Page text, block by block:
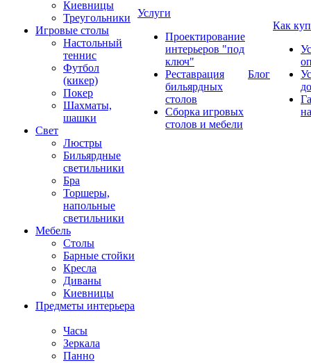
Киевницы
Треугольники
Игровые столы
Настольный
теннис
Футбол
(кикер)
Покер
Шахматы,
шашки
Свет
Люстры
Бильярдные
светильники
Бра
Торшеры,
напольные
светильники
Мебель
Столы
Барные стойки
Кресла
Диваны
Киевницы
Предметы интерьера
Часы
Зеркала
Панно
Услуги
Проектирование
интерьеров "под
ключ"
Реставрация
бильярдных
столов
Сборка игровых
столов и мебели
Блог
Как